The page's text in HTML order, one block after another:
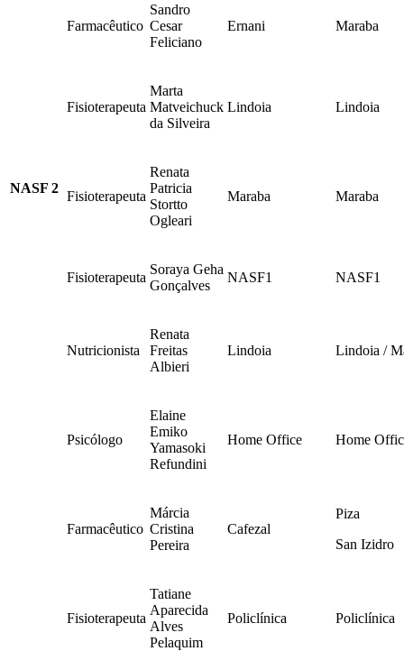
NASF 2
Farmacêutico
Sandro
Cesar
Feliciano
Ernani Maraba
Fisioterapeuta
Marta
Matveichuck
da Silveira
Lindoia Lindoia
Fisioterapeuta
Renata
Patricia
Stortto
Ogleari
Maraba Maraba
Fisioterapeuta
Soraya Geha
Gonçalves
NASF1 NASF1
Nutricionista
Renata
Freitas
Albieri
Lindoia Lindoia /
Psicólogo
Elaine
Emiko
Yamasoki
Refundini
Home Office Home
Farmacêutico
Márcia
Cristina
Pereira
Cafezal
Piza
San Izidro
Fisioterapeuta
Tatiane
Aparecida
Alves
Pelaquim
Policlínica Policlínica